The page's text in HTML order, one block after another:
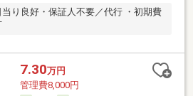
り良好・保証人不要／代行 ・初期費
7.30万円
管理費8,000円